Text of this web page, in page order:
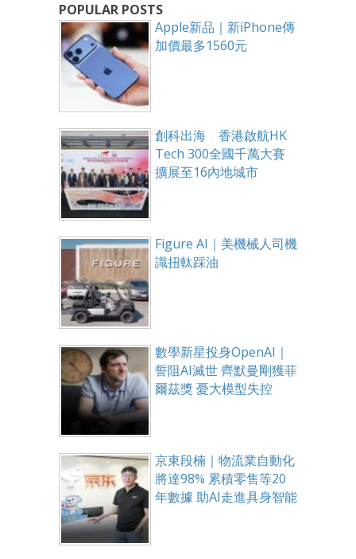
POPULAR POSTS
Apple新品｜新iPhone傳
加價最多1560元
創科出海 香港啟航HK
Tech 300全國千萬大賽
擴展至16內地城市
Figure AI｜美機械人司機
識扭軚踩油
數學新星投身OpenAI｜
誓阻AI滅世 齊默曼剛獲菲
爾茲獎 憂大模型失控
京東段楠｜物流業自動化
將達98% 累積零售等20
年數據 助AI走進具身智能